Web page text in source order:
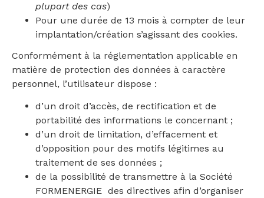
plupart des cas)
Pour une durée de 13 mois à compter de leur
implantation/création s’agissant des cookies.
Conformément à la réglementation applicable en
matière de protection des données à caractère
personnel, l’utilisateur dispose :
d’un droit d’accès, de rectification et de
portabilité des informations le concernant ;
d’un droit de limitation, d’effacement et
d’opposition pour des motifs légitimes au
traitement de ses données ;
de la possibilité de transmettre à la Société
FORMENERGIE des directives afin d’organiser